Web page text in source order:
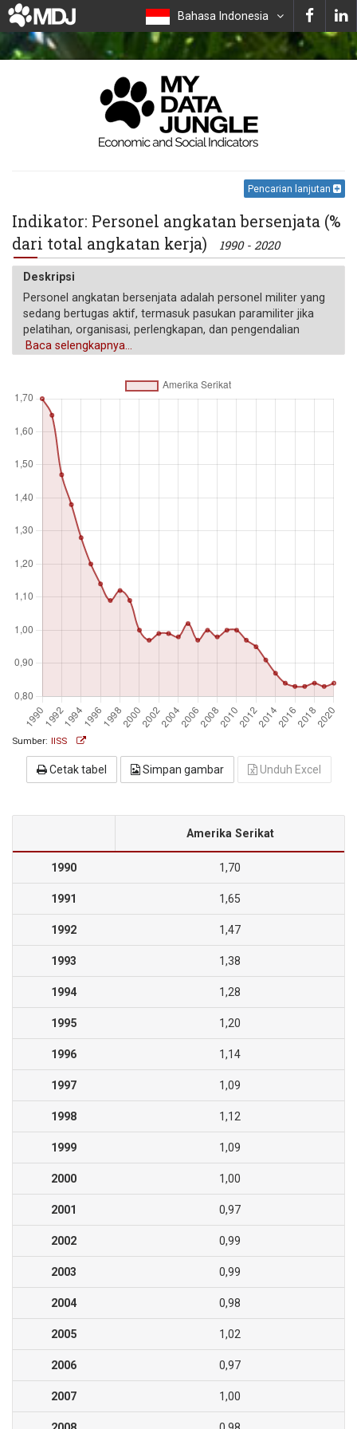
Bahasa Indonesia
Pencarian lanjutan
Indikator: Personel angkatan bersenjata (%
dari total angkatan kerja)
1990 - 2020
Deskripsi
Personel angkatan bersenjata adalah personel militer yang
sedang bertugas aktif, termasuk pasukan paramiliter jika
pelatihan, organisasi, perlengkapan, dan pengendalian
menunjukkan bahwa mereka dapat digunakan untuk
Tenaga kerja mencakup semua orang yang memenuhi
definisi populasi yang aktif secara ekonomi menurut
Organisasi Perburuhan Internasional.
Satuan pengukuran
Baca selengkapnya...
Sumber: IISS
Cetak tabel Simpan gambar Unduh Excel
Amerika Serikat
1990 1,70
1991 1,65
1992 1,47
1993 1,38
1994 1,28
1995 1,20
1996 1,14
1997 1,09
1998 1,12
1999 1,09
2000 1,00
2001 0,97
2002 0,99
2003 0,99
2004 0,98
2005 1,02
2006 0,97
2007 1,00